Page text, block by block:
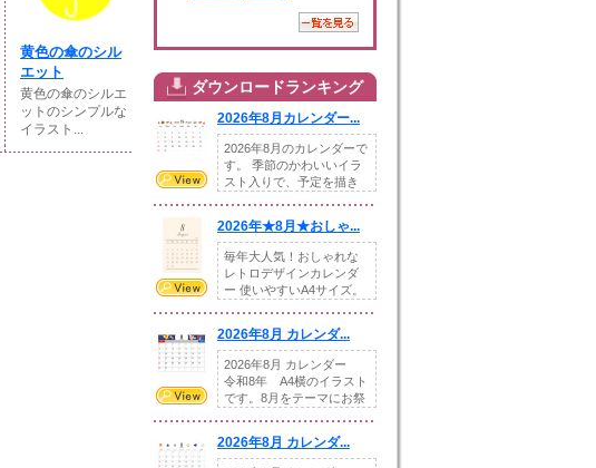
黄色の傘のシル
エット
黄色の傘のシルエ
ットのシンプルな
イラスト...
ダウンロードランキング
2026年8月カレンダー...
2026年8月のカレンダーで
す。 季節のかわいいイラ
スト入りで、予定を描き
2026年★8月★おしゃ...
毎年大人気！おしゃれな
レトロデザインカレンダ
ー 使いやすいA4サイズ。
2026年8月 カレンダ...
2026年8月 カレンダー
令和8年 A4横のイラスト
です。8月をテーマにお祭
2026年8月 カレンダ...